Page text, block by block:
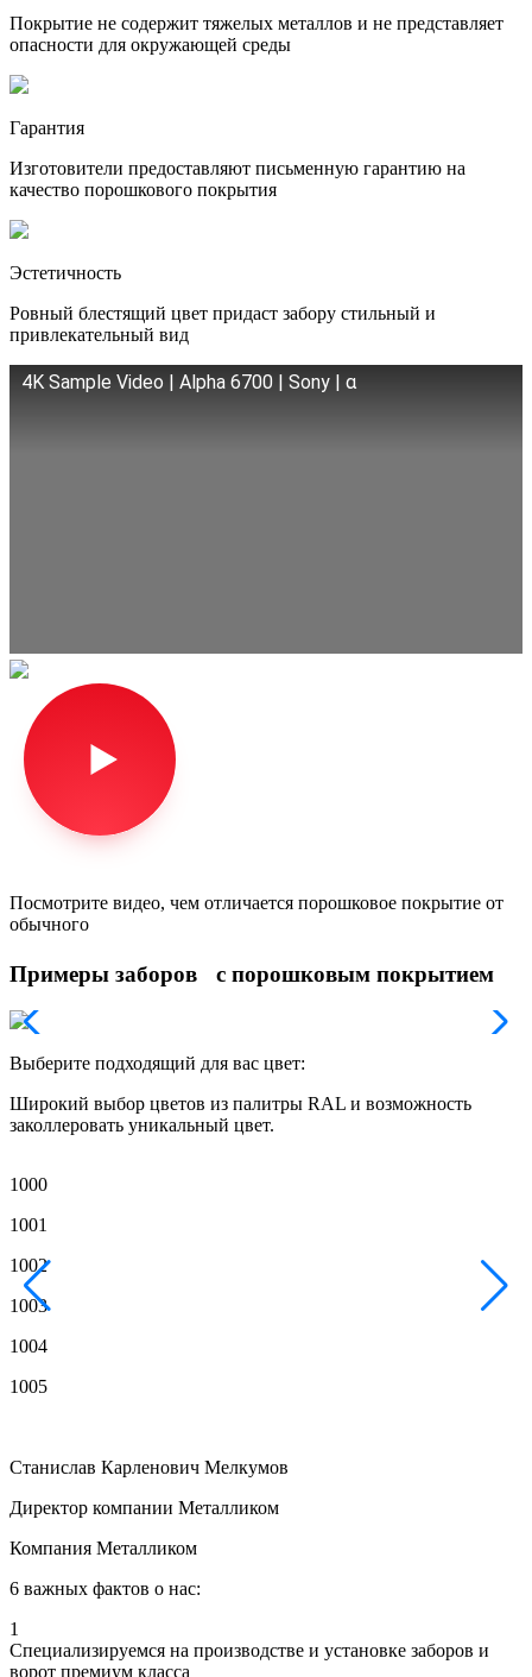
Покрытие не содержит тяжелых металлов и не представляет
опасности для окружающей среды
Гарантия
Изготовители предоставляют письменную гарантию на
качество порошкового покрытия
Эстетичность
Ровный блестящий цвет придаст забору стильный и
привлекательный вид
4K Sample Video | Alpha 6700 | Sony | α
Посмотрите видео, чем отличается порошковое покрытие от
обычного
Примеры заборов с порошковым покрытием
Выберите подходящий для вас цвет:
Широкий выбор цветов из палитры RAL и возможность
заколлеровать уникальный цвет.
1000
1001
1002
1003
1004
1005
Станислав Карленович Мелкумов
Директор компании Металликом
Компания Металликом
6 важных фактов о нас:
1
Специализируемся на производстве и установке заборов и
ворот премиум класса